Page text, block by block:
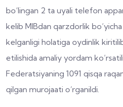
bo‘lingan 2 ta uyali telefon
kelib MIBdan qarzdorlik
kelganligi holatiga oydinlik
etilishida amaliy yordam
Federatsiyaning 1091 qisqa
qilgan murojaati o‘rganildi.